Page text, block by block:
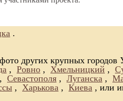
.
других крупных городов
, Ровно , Хмельницкий ,
, Севастополя , Луганска ,
, Харькова , Киева , или